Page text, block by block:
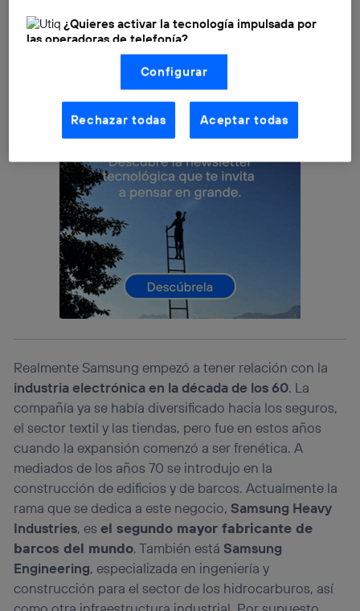
, la decimoquinta economía
mundial.
Realmente Samsung empezó a tener relación con la
industria electrónica en la década de los 60. La
compañía ya se había diversificado hacia los seguros,
el sector textil y las tiendas, pero fue en estos años
cuando la expansión comenzó a ser frenética. A
mediados de los años 70 se introdujo en la
construcción de edificios y de barcos. Actualmente la
rama que se dedica a este negocio,Samsung Heavy
Industries, esel segundo mayor fabricante de
barcos del mundo. También estáSamsung
Engineering, especializada en ingeniería y
construcción para el sector de los hidrocarburos, así
¿Quieres activar la tecnología impulsada por
las operadoras de telefonía?
Nosotros, Telefónica S.A., utilizamos la tecnología Utiq para
realizar nuestras acciones de marketing digital o análisis
(como se describe en este aviso de consentimiento)
basadas en tu navegación en nuestra(s) web(s)
aquí(solo cuando utilizas una conexión a
internet habilitada , proporcionada por una de las
operadoras de telefonía participantes, y otorgas tu
La tecnología Utiq está diseñada con la privacidad como
prioridad ofreciéndote elección y control.
La tecnología utiliza un identificador cifrado creado por tu
operadora de telefonía
, utilizando tu dirección IP y otra
información de la cuenta de cliente de
telecomunicaciones vinculada a la conexión que utilizas
(p. ej., número de teléfono móvil).
Este identificador se asigna a la conexión de internet, por
lo que cualquier persona que conecte su dispositivo y
identificador. Típicamente:
Si utilizas unaconexión de banda ancha(p. ej., Wi-Fi),
el marketing o análisis se realizará en función de las
actividades de navegación de los miembros del hogar
que hayan dado su consentimiento.
Si utilizasdatos móviles, el marketing será más
personalizado, ya que se basará únicamente en la
navegación del usuario del móvil.
Puedes gestionar los consentimientos Utiq seleccionando
“Administrar Utiq” en la parte inferior de esta página web o
visitando el portal de privacidad de Utiq
(“consenthub”). Para más información, consulta
la política de privacidad de Utiq.
Configurar
Rechazar todas Aceptar todas